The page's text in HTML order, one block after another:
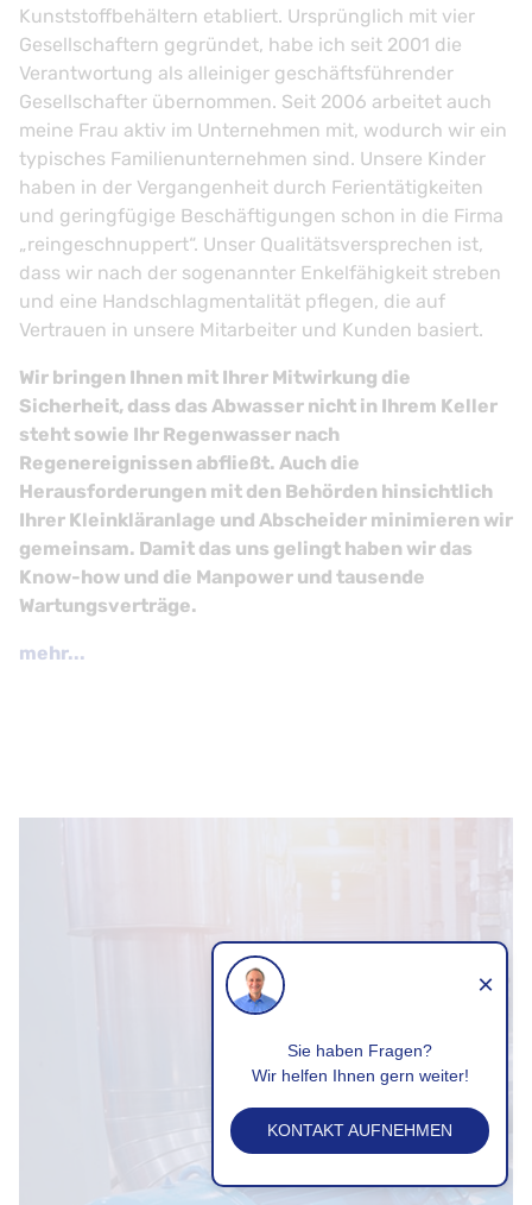
×
Sie haben Fragen?
Wir helfen Ihnen gern weiter!
KONTAKT AUFNEHMEN
Kunststoffbehältern etabliert. Ursprünglich mit vier
Gesellschaftern gegründet, habe ich seit 2001 die
Verantwortung als alleiniger geschäftsführender
Gesellschafter übernommen. Seit 2006 arbeitet auch
meine Frau aktiv im Unternehmen mit, wodurch wir ein
typisches Familienunternehmen sind. Unsere Kinder
haben in der Vergangenheit durch Ferientätigkeiten
und geringfügige Beschäftigungen schon in die Firma
„reingeschnuppert“. Unser Qualitätsversprechen ist,
dass wir nach der sogenannter Enkelfähigkeit streben
und eine Handschlagmentalität pflegen, die auf
Vertrauen in unsere Mitarbeiter und Kunden basiert.
Wir bringen Ihnen mit Ihrer Mitwirkung die
Sicherheit, dass das Abwasser nicht in Ihrem Keller
steht sowie Ihr Regenwasser nach
Regenereignissen abfließt. Auch die
Herausforderungen mit den Behörden hinsichtlich
Ihrer Kleinkläranlage und Abscheider minimieren wir
gemeinsam. Damit das uns gelingt haben wir das
Know-how und die Manpower und tausende
Wartungsverträge.
mehr...